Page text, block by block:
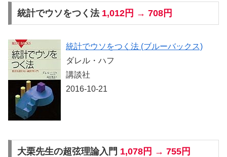
統計でウソをつく法 1,012円 → 708円
統計でウソをつく法 (ブルーバックス)
ダレル・ハフ
講談社
2016-10-21
大栗先生の超弦理論入門 1,078円 → 755円